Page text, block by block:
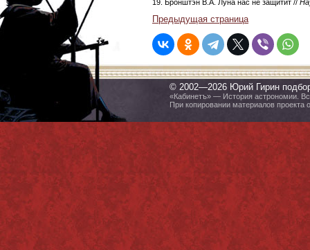
19. Бронштэн В.А. Луна нас не защитит //
Предыдущая страница
© 2002—2026 Юрий Гирин
«Кабинетъ» — История астрономии.
При копировании материалов проекта